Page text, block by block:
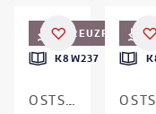
KREUZFAHRT
K8W237
OSTSEE - SCHWEDEN - GÖTEBORG